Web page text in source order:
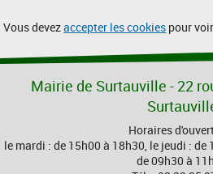
Vous devezaccepter les cookies pour
Mairie de Surtauville - 22
Horaires
le mardi : de 15h00 à 18h30, le jeudi : de
de 09h30 à